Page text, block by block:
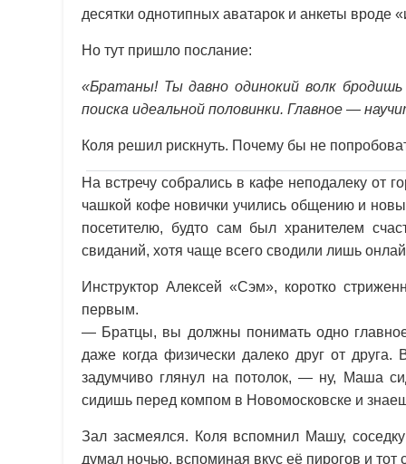
десятки однотипных аватарок и анкеты вроде
Но тут пришло послание:
«Братаны! Ты давно одинокий волк
поиска идеальной половинки. Главное —
Коля решил рискнуть. Почему бы не
На встречу собрались в кафе неподалеку от
чашкой кофе новички учились общению и
посетителю, будто сам был хранителем
свиданий, хотя чаще всего сводили лишь
Инструктор Алексей «Сэм», коротко
первым.
— Братцы, вы должны понимать одно
даже когда физически далеко друг от
задумчиво глянул на потолок, — ну, Маша
сидишь перед компом в Новомосковске и
Зал засмеялся. Коля вспомнил Машу,
думал ночью, вспоминая вкус её пирогов и